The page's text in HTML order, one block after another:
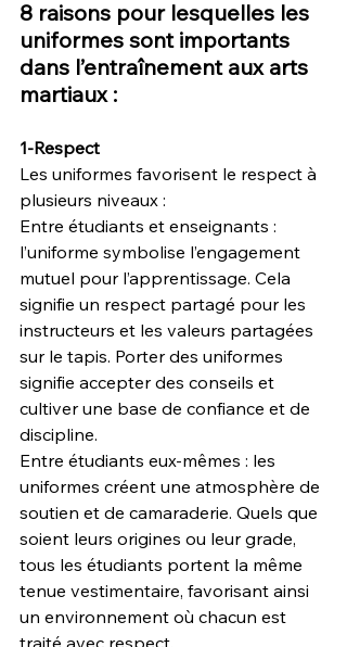
8 raisons pour lesquelles les
uniformes sont importants
dans l’entraînement aux arts
martiaux :
1-Respect
Les uniformes favorisent le respect à
plusieurs niveaux :
Entre étudiants et enseignants :
l’uniforme symbolise l’engagement
mutuel pour l’apprentissage. Cela
signifie un respect partagé pour les
instructeurs et les valeurs partagées
sur le tapis. Porter des uniformes
signifie accepter des conseils et
cultiver une base de confiance et de
discipline.
Entre étudiants eux-mêmes : les
uniformes créent une atmosphère de
soutien et de camaraderie. Quels que
soient leurs origines ou leur grade,
tous les étudiants portent la même
tenue vestimentaire, favorisant ainsi
un environnement où chacun est